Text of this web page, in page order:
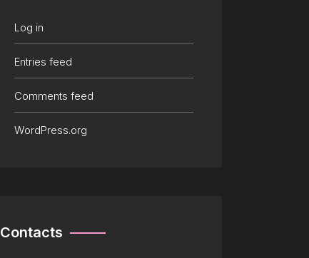
Log in
Entries feed
Comments feed
WordPress.org
Contacts